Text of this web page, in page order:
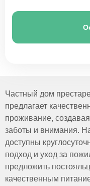
Частный дом
предлагает
проживание,
заботы и внимания.
доступны
подход и уход за
предложить
качественным